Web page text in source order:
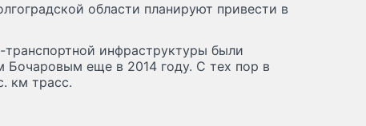
области планируют привести в
инфраструктуры были
Бочаровым еще в 2014 году. С тех пор в
км трасс.